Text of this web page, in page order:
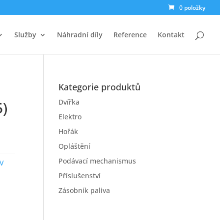
0 položky
Služby Náhradní díly Reference Kontakt
Kategorie produktů
Dvířka
Elektro
Hořák
Opláštění
Podávací mechanismus
Příslušenství
Zásobník paliva